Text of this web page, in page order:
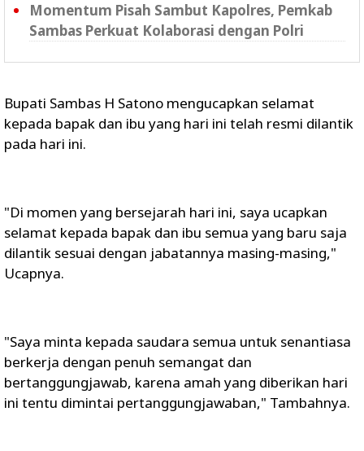
Momentum Pisah Sambut Kapolres, Pemkab
Sambas Perkuat Kolaborasi dengan Polri
Bupati Sambas H Satono mengucapkan selamat
kepada bapak dan ibu yang hari ini telah resmi dilantik
pada hari ini.
"Di momen yang bersejarah hari ini, saya ucapkan
selamat kepada bapak dan ibu semua yang baru saja
dilantik sesuai dengan jabatannya masing-masing,"
Ucapnya.
"Saya minta kepada saudara semua untuk senantiasa
berkerja dengan penuh semangat dan
bertanggungjawab, karena amah yang diberikan hari
ini tentu dimintai pertanggungjawaban," Tambahnya.